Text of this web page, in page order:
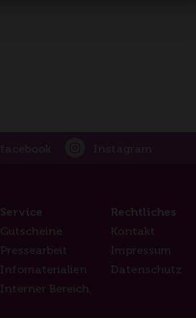
Service
Gutscheine
Pressearbeit
Infomaterialien
Interner Bereich
Rechtliches
Kontakt
Impressum
Datenschutz